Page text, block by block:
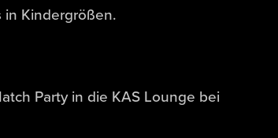
Kindergrößen.
Party in die KAS Lounge bei